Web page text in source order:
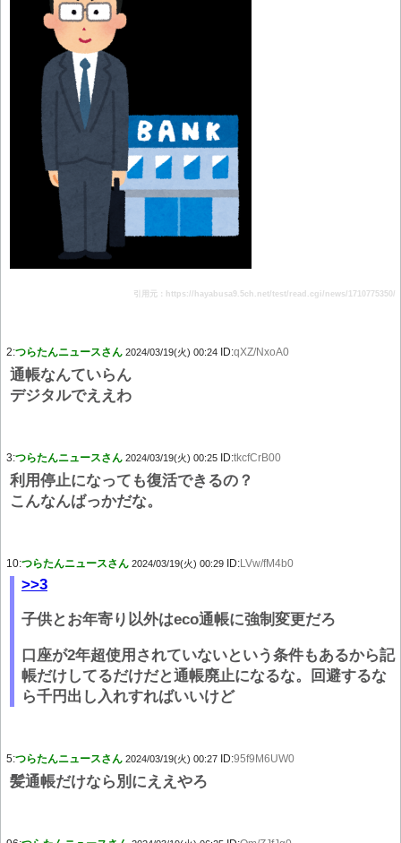
引用元：https://hayabusa9.5ch.net/test/read.cgi/news/1710775350/
2:つらたんニュースさん 2024/03/19(火) 00:24 ID:qXZ/NxoA0
通帳なんていらん
デジタルでええわ
3:つらたんニュースさん 2024/03/19(火) 00:25 ID:tkcfCrB00
利用停止になっても復活できるの？
こんなんばっかだな。
10:つらたんニュースさん 2024/03/19(火) 00:29 ID:LVw/fM4b0
>>3
子供とお年寄り以外はeco通帳に強制変更だろ
口座が2年超使用されていないという条件もあるから記
帳だけしてるだけだと通帳廃止になるな。回避するな
ら千円出し入れすればいいけど
5:つらたんニュースさん 2024/03/19(火) 00:27 ID:95f9M6UW0
髪通帳だけなら別にええやろ